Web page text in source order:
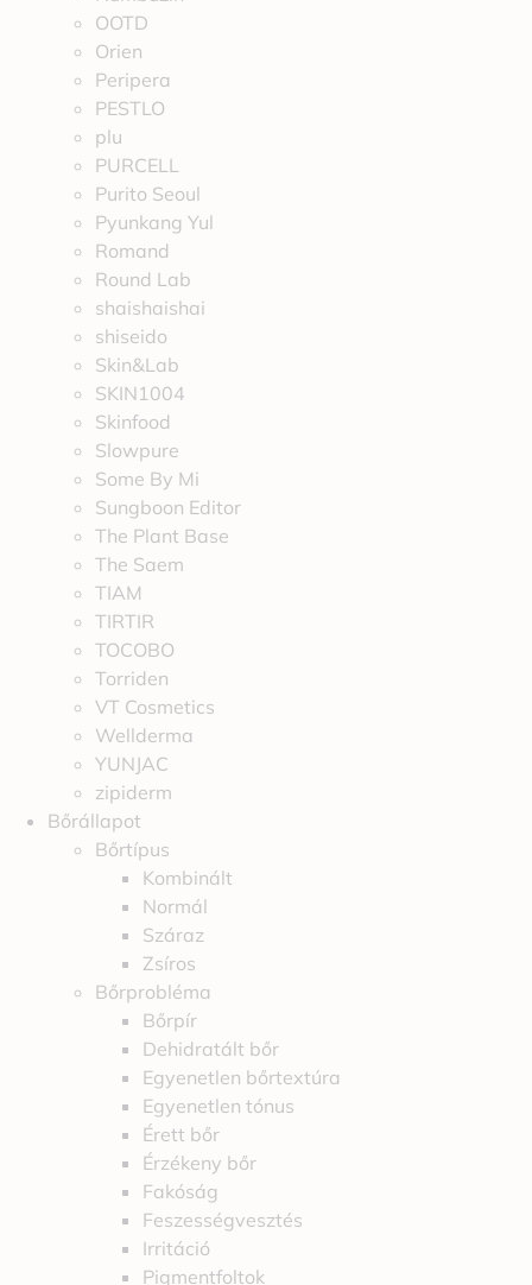
OOTD
Orien
Peripera
PESTLO
plu
PURCELL
Purito Seoul
Pyunkang Yul
Romand
Round Lab
shaishaishai
shiseido
Skin&Lab
SKIN1004
Skinfood
Slowpure
Some By Mi
Sungboon Editor
The Plant Base
The Saem
TIAM
TIRTIR
TOCOBO
Torriden
VT Cosmetics
Wellderma
YUNJAC
zipiderm
Bőrállapot
Bőrtípus
Kombinált
Normál
Száraz
Zsíros
Bőrprobléma
Bőrpír
Dehidratált bőr
Egyenetlen bőrtextúra
Egyenetlen tónus
Érett bőr
Érzékeny bőr
Fakóság
Feszességvesztés
Irritáció
Pigmentfoltok